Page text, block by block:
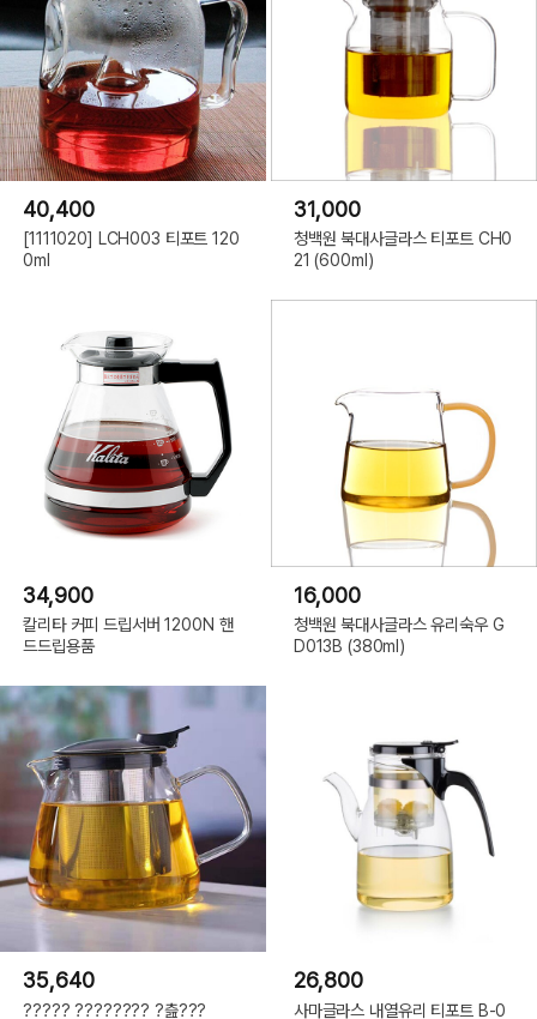
40,400
[1111020] LCH003 티포트 120
0ml
31,000
청백원 북대사글라스 티포트 CH0
21 (600ml)
34,900
칼리타 커피 드립서버 1200N 핸
드드립용품
16,000
청백원 북대사글라스 유리숙우 G
D013B (380ml)
35,640
????? ???????? ?츮???
26,800
사마글라스 내열유리 티포트 B-0